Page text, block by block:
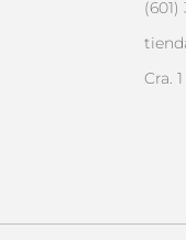
(601)
Cra.